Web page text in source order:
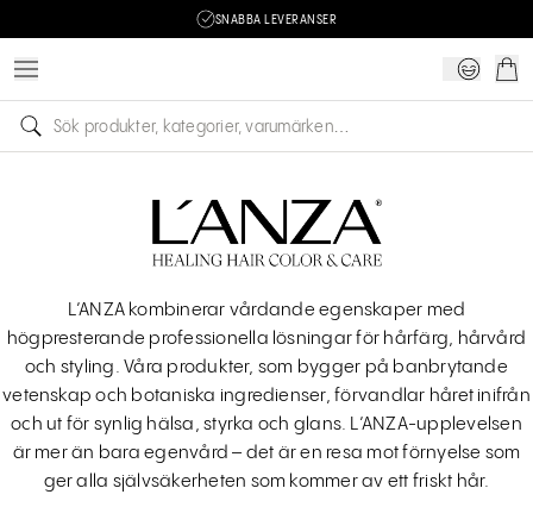
SNABBA LEVERANSER
L’ANZA kombinerar vårdande egenskaper med
högpresterande professionella lösningar för hårfärg, hårvård
och styling. Våra produkter, som bygger på banbrytande
vetenskap och botaniska ingredienser, förvandlar håret inifrån
och ut för synlig hälsa, styrka och glans. L’ANZA-upplevelsen
är mer än bara egenvård – det är en resa mot förnyelse som
ger alla självsäkerheten som kommer av ett friskt hår.